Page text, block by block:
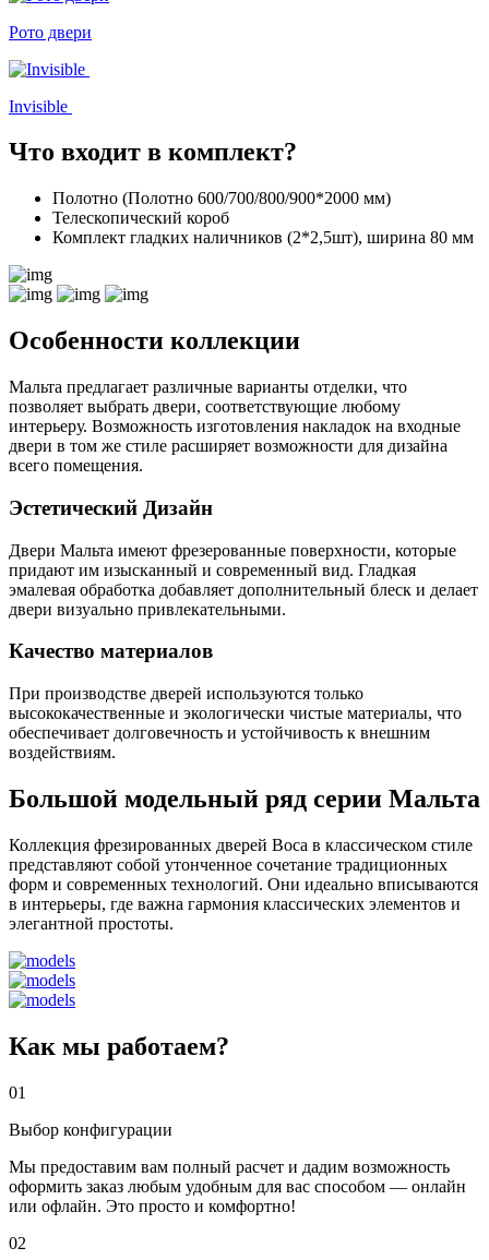
Рото двери
Invisible
Что входит в комплект?
Полотно (Полотно 600/700/800/900*2000 мм)
Телескопический короб
Комплект гладких наличников (2*2,5шт), ширина 80 мм
Особенности коллекции
Мальта предлагает различные варианты отделки, что
позволяет выбрать двери, соответствующие любому
интерьеру. Возможность изготовления накладок на входные
двери в том же стиле расширяет возможности для дизайна
всего помещения.
Эстетический Дизайн
Двери Мальта имеют фрезерованные поверхности, которые
придают им изысканный и современный вид. Гладкая
эмалевая обработка добавляет дополнительный блеск и делает
двери визуально привлекательными.
Качество материалов
При производстве дверей используются только
высококачественные и экологически чистые материалы, что
обеспечивает долговечность и устойчивость к внешним
воздействиям.
Большой модельный ряд серии Мальта
Коллекция фрезированных дверей Boca в классическом стиле
представляют собой утонченное сочетание традиционных
форм и современных технологий. Они идеально вписываются
в интерьеры, где важна гармония классических элементов и
элегантной простоты.
Как мы работаем?
01
Выбор конфигурации
Мы предоставим вам полный расчет и дадим возможность
оформить заказ любым удобным для вас способом — онлайн
или офлайн. Это просто и комфортно!
02